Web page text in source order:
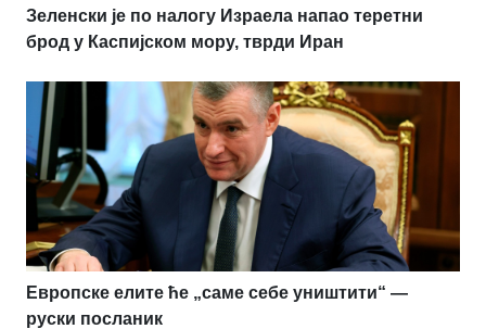
Зеленски је по налогу Израела напао теретни
брод у Каспијском мору, тврди Иран
Европске елите ће „саме себе уништити“ —
руски посланик